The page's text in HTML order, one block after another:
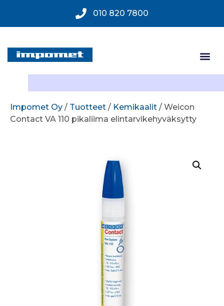
010 820 7800
Impomet Oy / Tuotteet / Kemikaalit / Weicon
Contact VA 110 pikaliima elintarvikehyväksytty